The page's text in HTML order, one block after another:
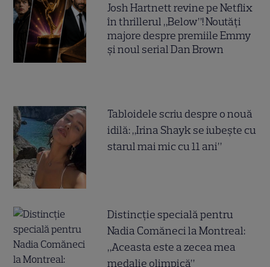
Josh Hartnett revine pe Netflix
în thrillerul „Below”! Noutăți
majore despre premiile Emmy
și noul serial Dan Brown
Tabloidele scriu despre o nouă
idilă: „Irina Shayk se iubește cu
starul mai mic cu 11 ani”
Distincție specială pentru
Nadia Comăneci la Montreal:
„Aceasta este a zecea mea
medalie olimpică”